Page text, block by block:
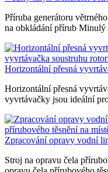
Příruba generátoru
na obkládání přírub Minulý
Horizontální přesná
Horizontální přesná
vyvrtávačky jsou ideální
Zpracování opravy vodní
Stroj na opravu čela